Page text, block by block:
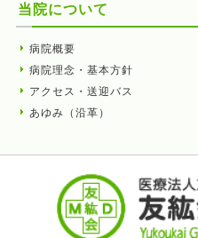
当院について
病院概要
病院理念・基本方針
アクセス・送迎バス
あゆみ（沿革）